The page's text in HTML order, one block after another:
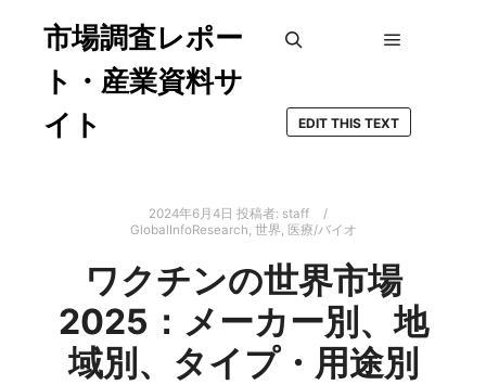
市場調査レポー
ト・産業資料サ
イト
EDIT THIS TEXT
2024年6月4日 投稿者: staff
GlobalInfoResearch, 世界, 医療/バイオ
ワクチンの世界市場
2025：メーカー別、地
域別、タイプ・用途別